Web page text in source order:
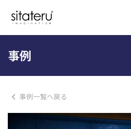
事例
事例一覧へ戻る